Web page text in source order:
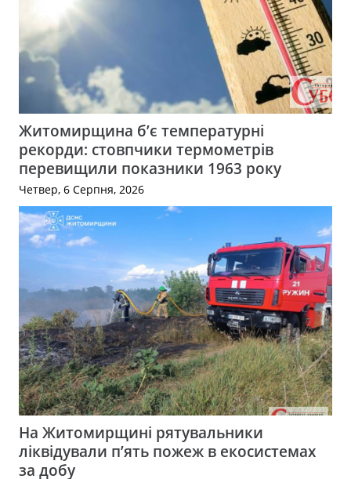
Житомирщина б’є температурні
рекорди: стовпчики термометрів
перевищили показники 1963 року
Четвер, 6 Серпня, 2026
На Житомирщині рятувальники
ліквідували п’ять пожеж в екосистемах
за добу